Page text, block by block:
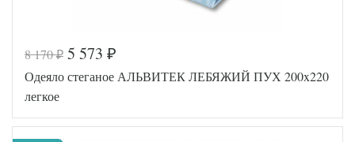
8 170₽ 5 573 ₽
Одеяло стеганое АЛЬВИТЕК ЛЕБЯЖИЙ ПУХ 200x220
легкое